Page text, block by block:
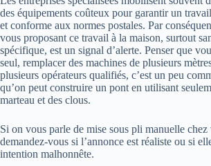
des équipements coûteux pour garantir un
et conforme aux normes postales. Par
vous proposant ce travail à la maison, surtout
spécifique, est un signal d’alerte. Penser que
seul, remplacer des machines de plusieurs
plusieurs opérateurs qualifiés, c’est un peu
qu’on peut construire un pont en utilisant
marteau et des clous.
Si on vous parle de mise sous pli manuelle chez
demandez-vous si l’annonce est réaliste ou si
intention malhonnête.